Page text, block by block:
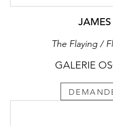
The Flaying /
GALERIE